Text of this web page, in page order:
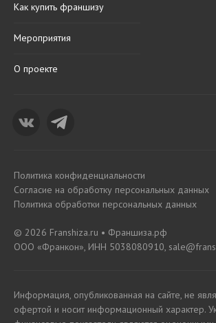
Как купить франшизу
Мероприятия
О проекте
Политика конфиденциальности
Согласие на обработку персональных данных
Политика обработки персональных данных
© 2026 Franshiza.ru • Франшиза.рф
ООО «Франкон», ИНН 5038080910,
Информация, опубликованная на сайте, не
офертой и носит информационный характер.